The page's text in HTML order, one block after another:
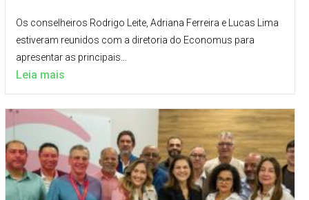
Os conselheiros Rodrigo Leite, Adriana Ferreira e Lucas Lima
estiveram reunidos com a diretoria do Economus para
apresentar as principais...
Leia mais